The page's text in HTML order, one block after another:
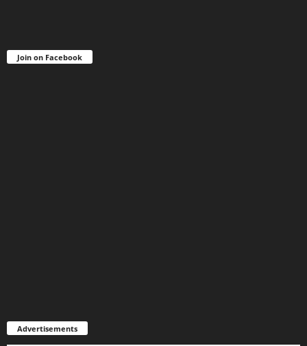
Join on Facebook
Advertisements